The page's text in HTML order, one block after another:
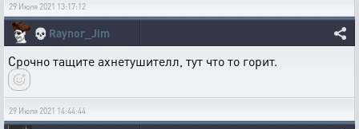
29 Июля 2021 13:17:12
💀 Raynor_Jim
Срочно тащите ахнетушителл, тут что то горит.
29 Июля 2021 14:44:44